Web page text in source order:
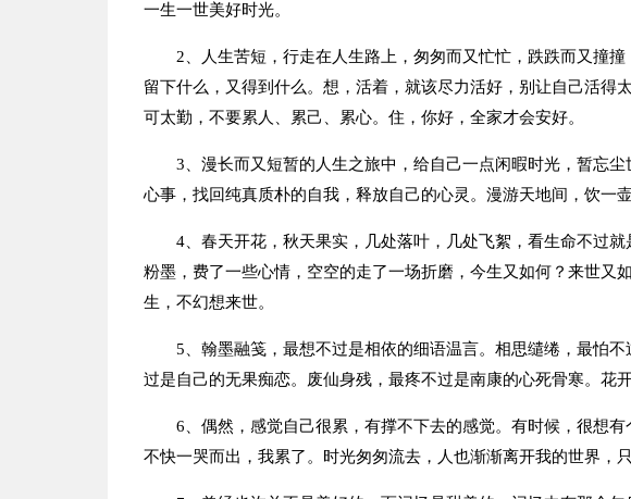
一生一世美好时光。
2、人生苦短，行走在人生路上，匆匆而又忙忙，跌跌而又撞
留下什么，又得到什么。想，活着，就该尽力活好，别让自己活得
可太勤，不要累人、累己、累心。住，你好，全家才会安好。
3、漫长而又短暂的人生之旅中，给自己一点闲暇时光，暂忘
心事，找回纯真质朴的自我，释放自己的心灵。漫游天地间，饮一
4、春天开花，秋天果实，几处落叶，几处飞絮，看生命不过
粉墨，费了一些心情，空空的走了一场折磨，今生又如何？来世又
生，不幻想来世。
5、翰墨融笺，最想不过是相依的细语温言。相思缱绻，最怕
过是自己的无果痴恋。废仙身残，最疼不过是南康的心死骨寒。花
6、偶然，感觉自己很累，有撑不下去的感觉。有时候，很想
不快一哭而出，我累了。时光匆匆流去，人也渐渐离开我的世界，